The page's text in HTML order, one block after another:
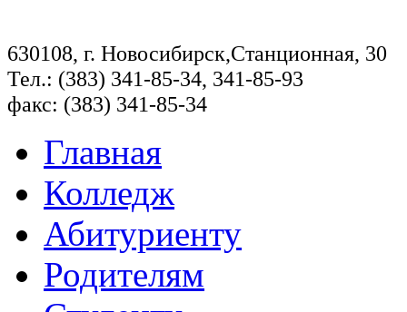
630108, г. Новосибирск,Станционная, 30
Тел.: (383) 341-85-34, 341-85-93
факс: (383) 341-85-34
Главная
Колледж
Абитуриенту
Родителям